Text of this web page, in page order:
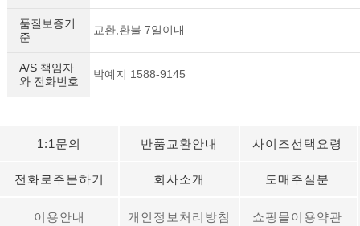
품질보증기
준
교환,환불 7일이내
A/S 책임자
와 전화번호
박예지 1588-9145
1:1문의 반품교환안내 사이즈선택요령
전화로주문하기 회사소개 도매주실분
이용안내 개인정보처리방침 쇼핑몰이용약관